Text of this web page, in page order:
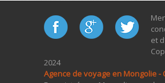
et
2024
Agence de voyage en Mongolie -